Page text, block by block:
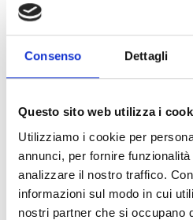
Consenso Dettagli
Questo sito web utilizza i
Utilizziamo i cookie per
annunci, per fornire
analizzare il nostro traffico.
informazioni sul modo in cui
nostri partner che si occupano
Allungamento
posteriore #1
Valeria De Chiara